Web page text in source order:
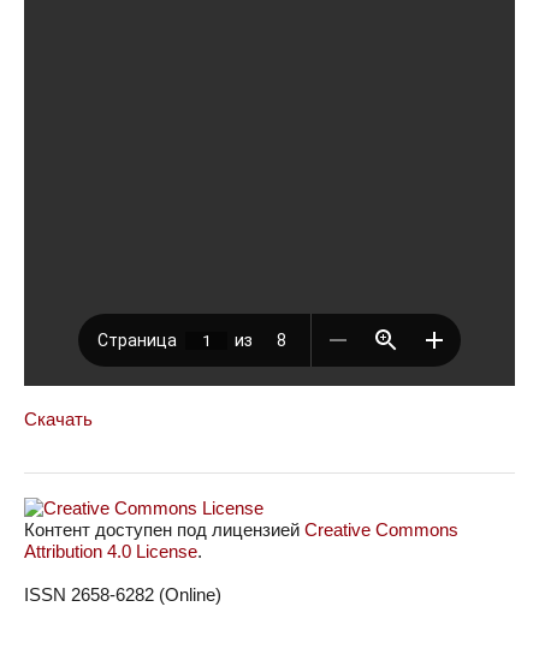
Скачать
Контент доступен под лицензией Creative Commons
Attribution 4.0 License.
ISSN 2658-6282 (Online)